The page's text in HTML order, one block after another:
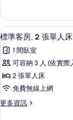
單
人
床
(Technology)
的
所
有
相
客
房,
2
單
人
(Technology)
的
情
顯
示
標
準
客
房,
2
2
標準客房, 2 張單人床
1 間臥室
可容納 3 人 (依實際
2 張單人床
免費無線上網
更多資訊
更